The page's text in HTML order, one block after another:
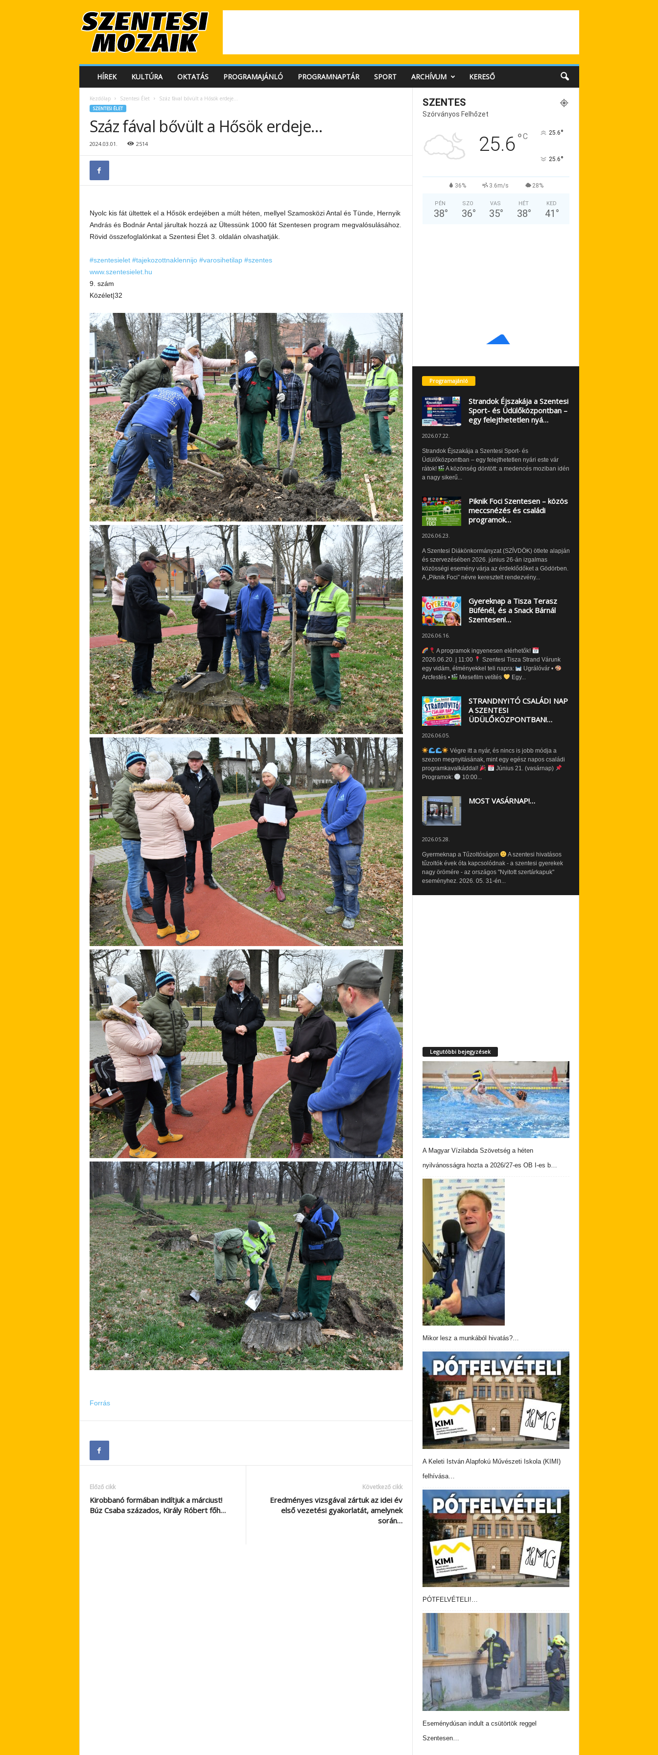
e
HÍREK KULTÚRA OKTATÁS PROGRAMAJÁNLÓ PROGRAMNAPTÁR SPORT ARCHÍVUM KERESŐ
Kezdőlap Szentesi Élet Száz fával bővült a Hősök erdeje…
SZENTESI ÉLET
Száz fával bővült a Hősök erdeje…
2024.03.01. 2514
Nyolc kis fát ültettek el a Hősök erdejében a múlt héten, mellyel Szamosközi Antal és Tünde, Hernyik
András és Bodnár Antal járultak hozzá az Ültessünk 1000 fát Szentesen program megvalósulásához.
Rövid összefoglalónkat a Szentesi Élet 3. oldalán olvashatják.
#szentesielet #tajekozottnaklennijo #varosihetilap #szentes
www.szentesielet.hu
9. szám
Közélet|32
Forrás
Előző cikk
Kirobbanó formában indítjuk a márciust!
Búz Csaba százados, Király Róbert főh…
Következő cikk
Eredményes vizsgával zártuk az idei év
első vezetési gyakorlatát, amelynek
során…
SZENTES
Szórványos Felhőzet
25.6°C 25.6°
25.6°
36% 3.6m/s 28%
PÉN
38°
SZO
36°
VAS
35°
HÉT
38°
KED
41 °
Programajánló
Strandok Éjszakája a Szentesi
Sport- és Üdülőközpontban –
egy felejthetetlen nyá…
2026.07.22.
Strandok Éjszakája a Szentesi Sport- és
Üdülőközpontban – egy felejthetetlen nyári este vár
rátok!
A közönség döntött: a medencés moziban idén
a nagy sikerű...
Piknik Foci Szentesen – közös
meccsnézés és családi
programok…
2026.06.23.
A Szentesi Diákönkormányzat (SZÍVDÖK) ötlete alapján
és szervezésében 2026. június 26-án izgalmas
közösségi esemény várja az érdeklődőket a Gödörben.
A „Piknik Foci” névre keresztelt rendezvény...
Gyereknap a Tisza Terasz
Büfénél, és a Snack Bárnál
Szentesen!…
2026.06.16.
A programok ingyenesen elérhetők!
2026.06.20. | 11:00
Szentesi Tisza Strand Várunk
egy vidám, élményekkel teli napra:
Ugrálóvár •
Arcfestés •
Mesefilm vetítés Egy...
STRANDNYITÓ CSALÁDI NAP
A SZENTESI
ÜDÜLŐKÖZPONTBAN!…
2026.06.05.
Végre itt a nyár, és nincs is jobb módja a
szezon megnyitásának, mint egy egész napos családi
programkavalkáddal!
Június 21. (vasárnap)
Programok:
10:00...
MOST VASÁRNAP!…
2026.05.28.
Gyermeknap a Tűzoltóságon
A szentesi hivatásos
tűzoltók évek óta kapcsolódnak - a szentesi gyerekek
nagy örömére - az országos "Nyitott szertárkapuk"
eseményhez. 2026. 05. 31-én...
Legutóbbi bejegyzések
A Magyar Vízilabda Szövetség a héten
nyilvánosságra hozta a 2026/27-es OB I-es b…
Mikor lesz a munkából hivatás?…
A Keleti István Alapfokú Művészeti Iskola (KIMI)
felhívása…
PÓTFELVÉTELI!…
Eseménydúsan indult a csütörtök reggel
Szentesen…